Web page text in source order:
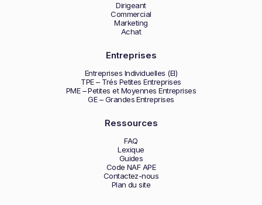
Dirigeant
Commercial
Marketing
Achat
Entreprises
Entreprises Individuelles (EI)
TPE – Trés Petites Entreprises
PME – Petites et Moyennes Entreprises
GE – Grandes Entreprises
Ressources
FAQ
Lexique
Guides
Code NAF APE
Contactez-nous
Plan du site